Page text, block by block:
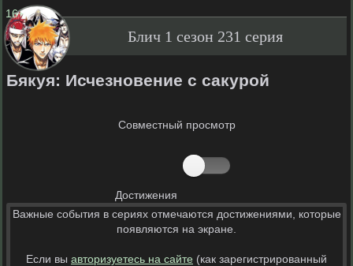
16+
Блич 1 сезон 231 серия
Бякуя: Исчезновение с сакурой
Совместный просмотр
Достижения
Важные события в сериях отмечаются достижениями, которые
появляются на экране.
Если вы авторизуетесь на сайте (как зарегистрированный